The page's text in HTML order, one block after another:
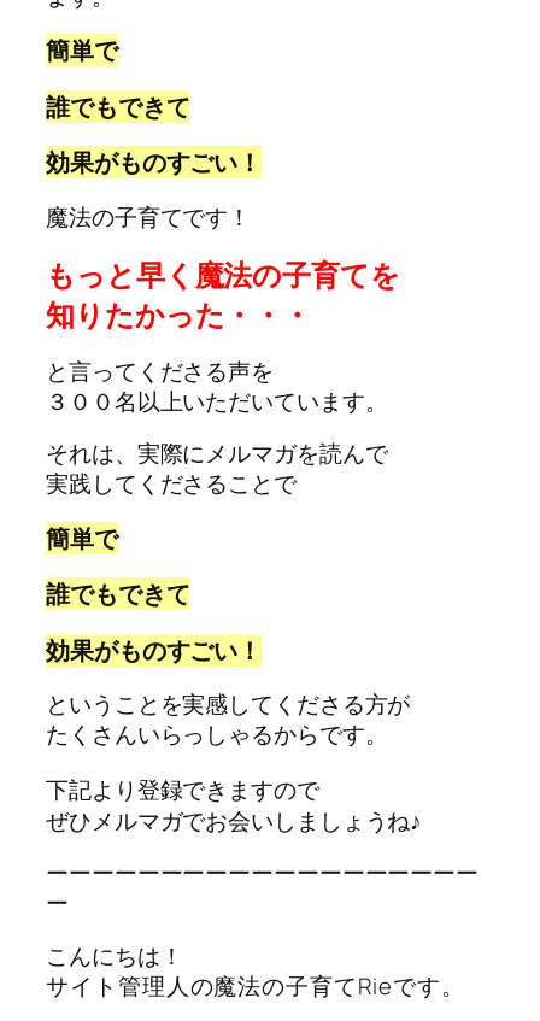
簡単で
誰でもできて
効果がものすごい！
魔法の子育てです！
もっと早く魔法の子育てを
知りたかった・・・
と言ってくださる声を
３００名以上いただいています。
それは、実際にメルマガを読んで
実践してくださることで
簡単で
誰でもできて
効果がものすごい！
ということを実感してくださる方が
たくさんいらっしゃるからです。
下記より登録できますので
ぜひメルマガでお会いしましょうね♪
ーーーーーーーーーーーーーーーーーーー
ー
こんにちは！
サイト管理人の魔法の子育てRieです。